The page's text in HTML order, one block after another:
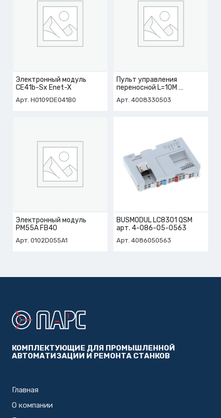
Электронный модуль
CE41b-Sx Enet-X
Арт. H0109DE041B0
Пульт управления
переносной L=10M
Арт. 4008330503
Электронный модуль
PM55A FB40
Арт. 0102D055A1
BUSMODUL LC8301 QSM
арт. 4-086-05-0563
Арт. 4086050563
КОМПЛЕКТУЮЩИЕ ДЛЯ ПРОМЫШЛЕННОЙ
АВТОМАТИЗАЦИИ И РЕМОНТА СТАНКОВ
Главная
О компании